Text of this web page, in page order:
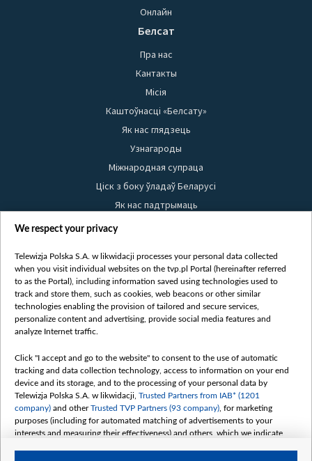
Онлайн
Белсат
Пра нас
Кантакты
Місія
Каштоўнасці «Белсату»
Як нас глядзець
Узнагароды
Міжнародная супраца
Ціск з боку ўладаў Беларусі
Як нас падтрымаць
Правілы выкарыстання матэрыялаў
Бяспека
Youtube
Белсат news
Белсат Shorts
Жэстачайшы мульт
Belsat English
Biełsat PL
Белсат Now
Белсат History
Белсат Music
We respect your privacy
Telewizja Polska S.A. w likwidacji processes your personal data collected
when you visit individual websites on the tvp.pl Portal (hereinafter referred
to as the Portal), including information saved using technologies used to
track and store them, such as cookies, web beacons or other similar
technologies enabling the provision of tailored and secure services,
personalize content and advertising, provide social media features and
analyze Internet traffic.
Click "I accept and go to the website" to consent to the use of automatic
tracking and data collection technology, access to information on your end
device and its storage, and to the processing of your personal data by
Telewizja Polska S.A. w likwidacji, Trusted Partners from IAB* (1201
company) and otherTrusted TVP Partners (93 company) , for marketing
purposes (including for automated matching of advertisements to your
interests and measuring their effectiveness) and others, which we indicate